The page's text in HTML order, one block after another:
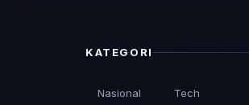
KATEGORI
Nasional Tech